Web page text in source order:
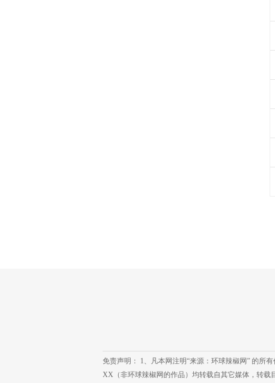
免责声明： 1、凡本网注明“来源：环球辣椒网” 的所
XX（非环球辣椒网的作品）均转载自其它媒体，转载